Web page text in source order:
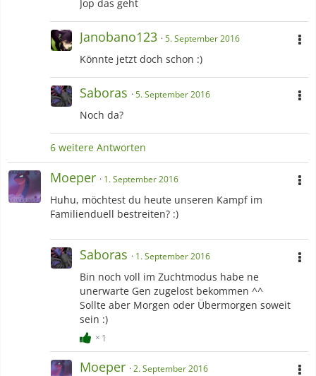
Jop das geht
Janobano123 5. September 2016
Könnte jetzt doch schon :)
Saboras 5. September 2016
Noch da?
6 weitere Antworten
Moeper 1. September 2016
Huhu, möchtest du heute unseren Kampf im
Familienduell bestreiten? :)
Saboras 1. September 2016
Bin noch voll im Zuchtmodus habe ne
unerwarte Gen zugelost bekommen ^^
Sollte aber Morgen oder Übermorgen soweit
sein :)
1
Moeper 2. September 2016